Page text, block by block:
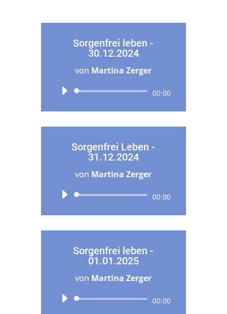
Sorgenfrei leben -
30.12.2024
von Martina Zerger
Audio-
00:00
Sorgenfrei Leben -
31.12.2024
von Martina Zerger
Audio-
00:00
Sorgenfrei leben -
01.01.2025
von Martina Zerger
Audio-
00:00